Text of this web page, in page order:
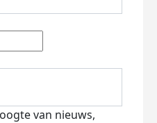
van nieuws,